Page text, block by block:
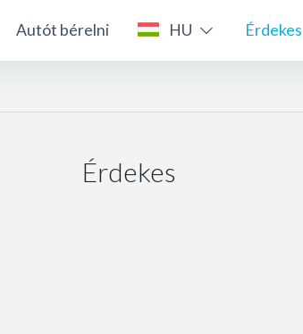
Autót bérelni HU Érdekes
Érdekes